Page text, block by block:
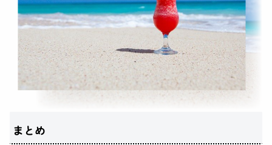
まとめ